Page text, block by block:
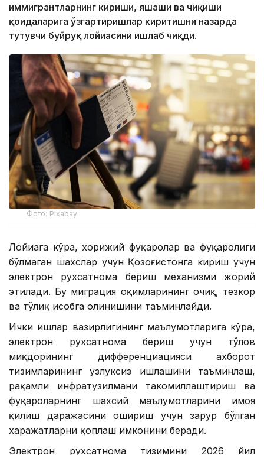
иммигрантларнинг кириши, яшаши ва чиқиши
қоидаларига ўзгартиришлар киритишни назарда
тутувчи буйруқ лойиҳасини ишлаб чиқди.
Фото: Pixabay
Лойиҳага кўра, хорижий фуқаролар ва фуқаролиги
бўлмаган шахслар учун Қозоғистонга кириш учун
электрон рухсатнома бериш механизми жорий
этилади. Бу миграция оқимларининг очиқ, тезкор
ва тўлиқ ҳисобга олинишини таъминлайди.
Ички ишлар вазирлигининг маълумотларига кўра,
электрон рухсатнома бериш учун тўлов
миқдорининг дифференциацияси ахборот
тизимларининг узлуксиз ишлашини таъминлаш,
рақамли инфратузилмани такомиллаштириш ва
фуқароларнинг шахсий маълумотларини ҳимоя
қилиш даражасини ошириш учун зарур бўлган
харажатларни қоплаш имконини беради.
Электрон рухсатнома тизимини 2026 йил